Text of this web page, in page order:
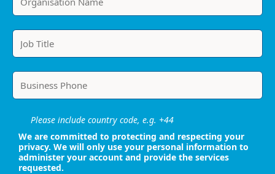
Please include country code, e.g. +44
We are committed to protecting and respecting your
privacy. We will only use your personal information to
administer your account and provide the services
requested.